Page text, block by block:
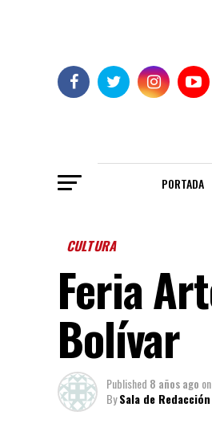
PORTADA
CULTURA
Feria
Bolívar
Published 8 años ago on
BySala de Redacción